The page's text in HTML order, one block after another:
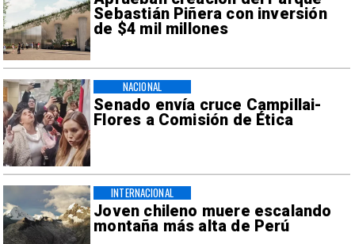
Sebastián Piñera con inversión
de $4 mil millones
Senado envía cruce Campillai-
Flores a Comisión de Ética
NACIONAL
Joven chileno muere escalando
montaña más alta de Perú
INTERNACIONAL